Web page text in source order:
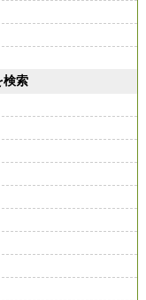
検索